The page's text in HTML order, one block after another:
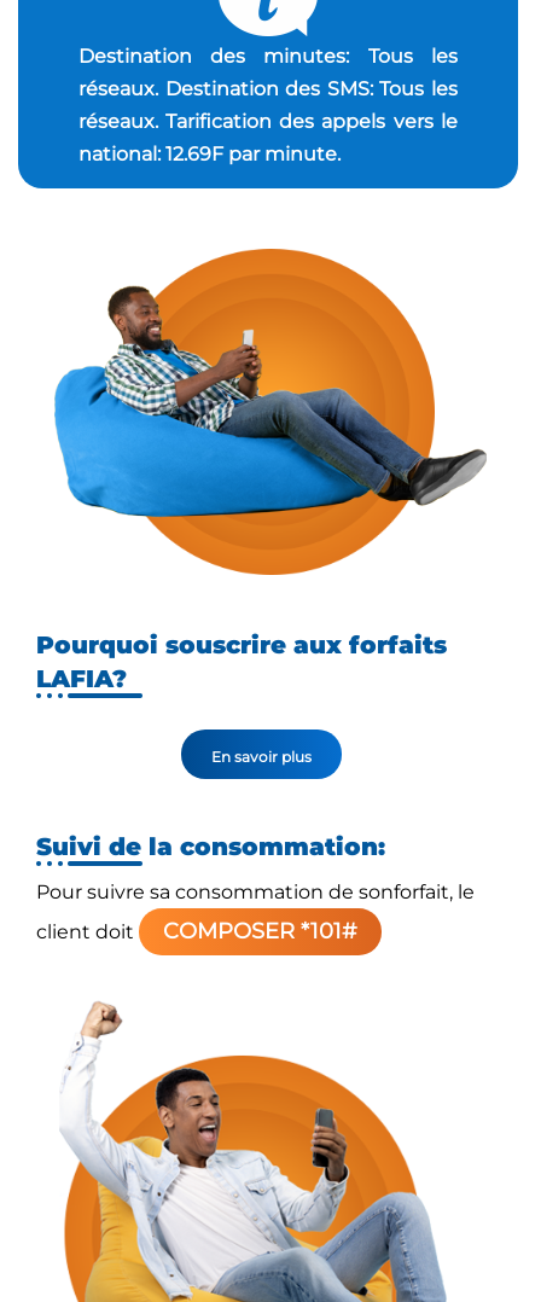
Destination des minutes: Tous les
réseaux. Destination des SMS: Tous les
réseaux. Tarification des appels vers le
national: 12.69F par minute.
Pourquoi souscrire aux forfaits
LAFIA?
En savoir plus
Suivi de la consommation:
Pour suivre sa consommation de sonforfait, le
client doit
COMPOSER *101#